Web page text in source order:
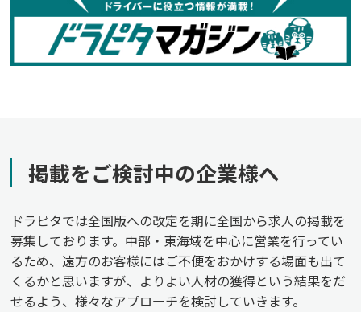
掲載をご検討中の企業様へ
ドラピタでは全国版への改定を期に全国から求人の掲載を
募集しております。中部・東海域を中心に営業を行ってい
るため、遠方のお客様にはご不便をおかけする場面も出て
くるかと思いますが、よりよい人材の獲得という結果をだ
せるよう、様々なアプローチを検討していきます。